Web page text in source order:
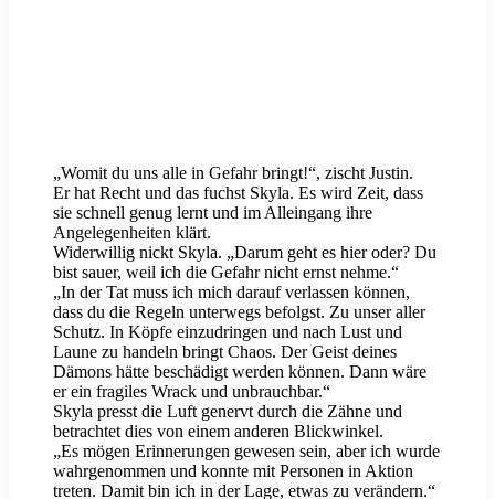
„Womit du uns alle in Gefahr bringt!“, zischt Justin.
Er hat Recht und das fuchst Skyla. Es wird Zeit, dass
sie schnell genug lernt und im Alleingang ihre
Angelegenheiten klärt.
Widerwillig nickt Skyla. „Darum geht es hier oder? Du
bist sauer, weil ich die Gefahr nicht ernst nehme.“
„In der Tat muss ich mich darauf verlassen können,
dass du die Regeln unterwegs befolgst. Zu unser aller
Schutz. In Köpfe einzudringen und nach Lust und
Laune zu handeln bringt Chaos. Der Geist deines
Dämons hätte beschädigt werden können. Dann wäre
er ein fragiles Wrack und unbrauchbar.“
Skyla presst die Luft genervt durch die Zähne und
betrachtet dies von einem anderen Blickwinkel.
„Es mögen Erinnerungen gewesen sein, aber ich wurde
wahrgenommen und konnte mit Personen in Aktion
treten. Damit bin ich in der Lage, etwas zu verändern.“